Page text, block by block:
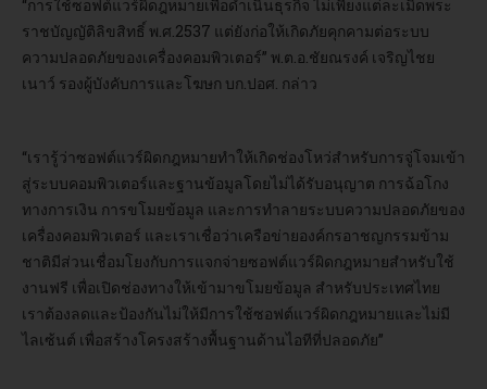
“การใช้ซอฟต์แวร์ผิดฎหมายเพื่อดำเนินธุรกิจ ไม่เพียงแต่ละเมิดพระ
ราชบัญญัติลิขสิทธิ์ พ.ศ.2537 แต่ยังก่อให้เกิดภัยคุกคามต่อระบบ
ความปลอดภัยของเครื่องคอมพิวเตอร์” พ.ต.อ.ชัยณรงค์ เจริญไชย
เนาว์ รองผู้บังคับการและโฆษก บก.ปอศ. กล่าว
“เรารู้ว่าซอฟต์แวร์ผิดกฎหมายทำให้เกิดช่องโหว่สำหรับการจู่โจมเข้า
สู่ระบบคอมพิวเตอร์และฐานข้อมูลโดยไม่ได้รับอนุญาต การฉ้อโกง
ทางการเงิน การขโมยข้อมูล และการทำลายระบบความปลอดภัยของ
เครื่องคอมพิวเตอร์ และเราเชื่อว่าเครือข่ายองค์กรอาชญกรรมข้าม
ชาติมีส่วนเชื่อมโยงกับการแจกจ่ายซอฟต์แวร์ผิดกฎหมายสำหรับใช้
งานฟรี เพื่อเปิดช่องทางให้เข้ามาขโมยข้อมูล สำหรับประเทศไทย
เราต้องลดและป้องกันไม่ให้มีการใช้ซอฟต์แวร์ผิดกฎหมายและไม่มี
ไลเซ้นต์ เพื่อสร้างโครงสร้างพื้นฐานด้านไอทีที่ปลอดภัย”